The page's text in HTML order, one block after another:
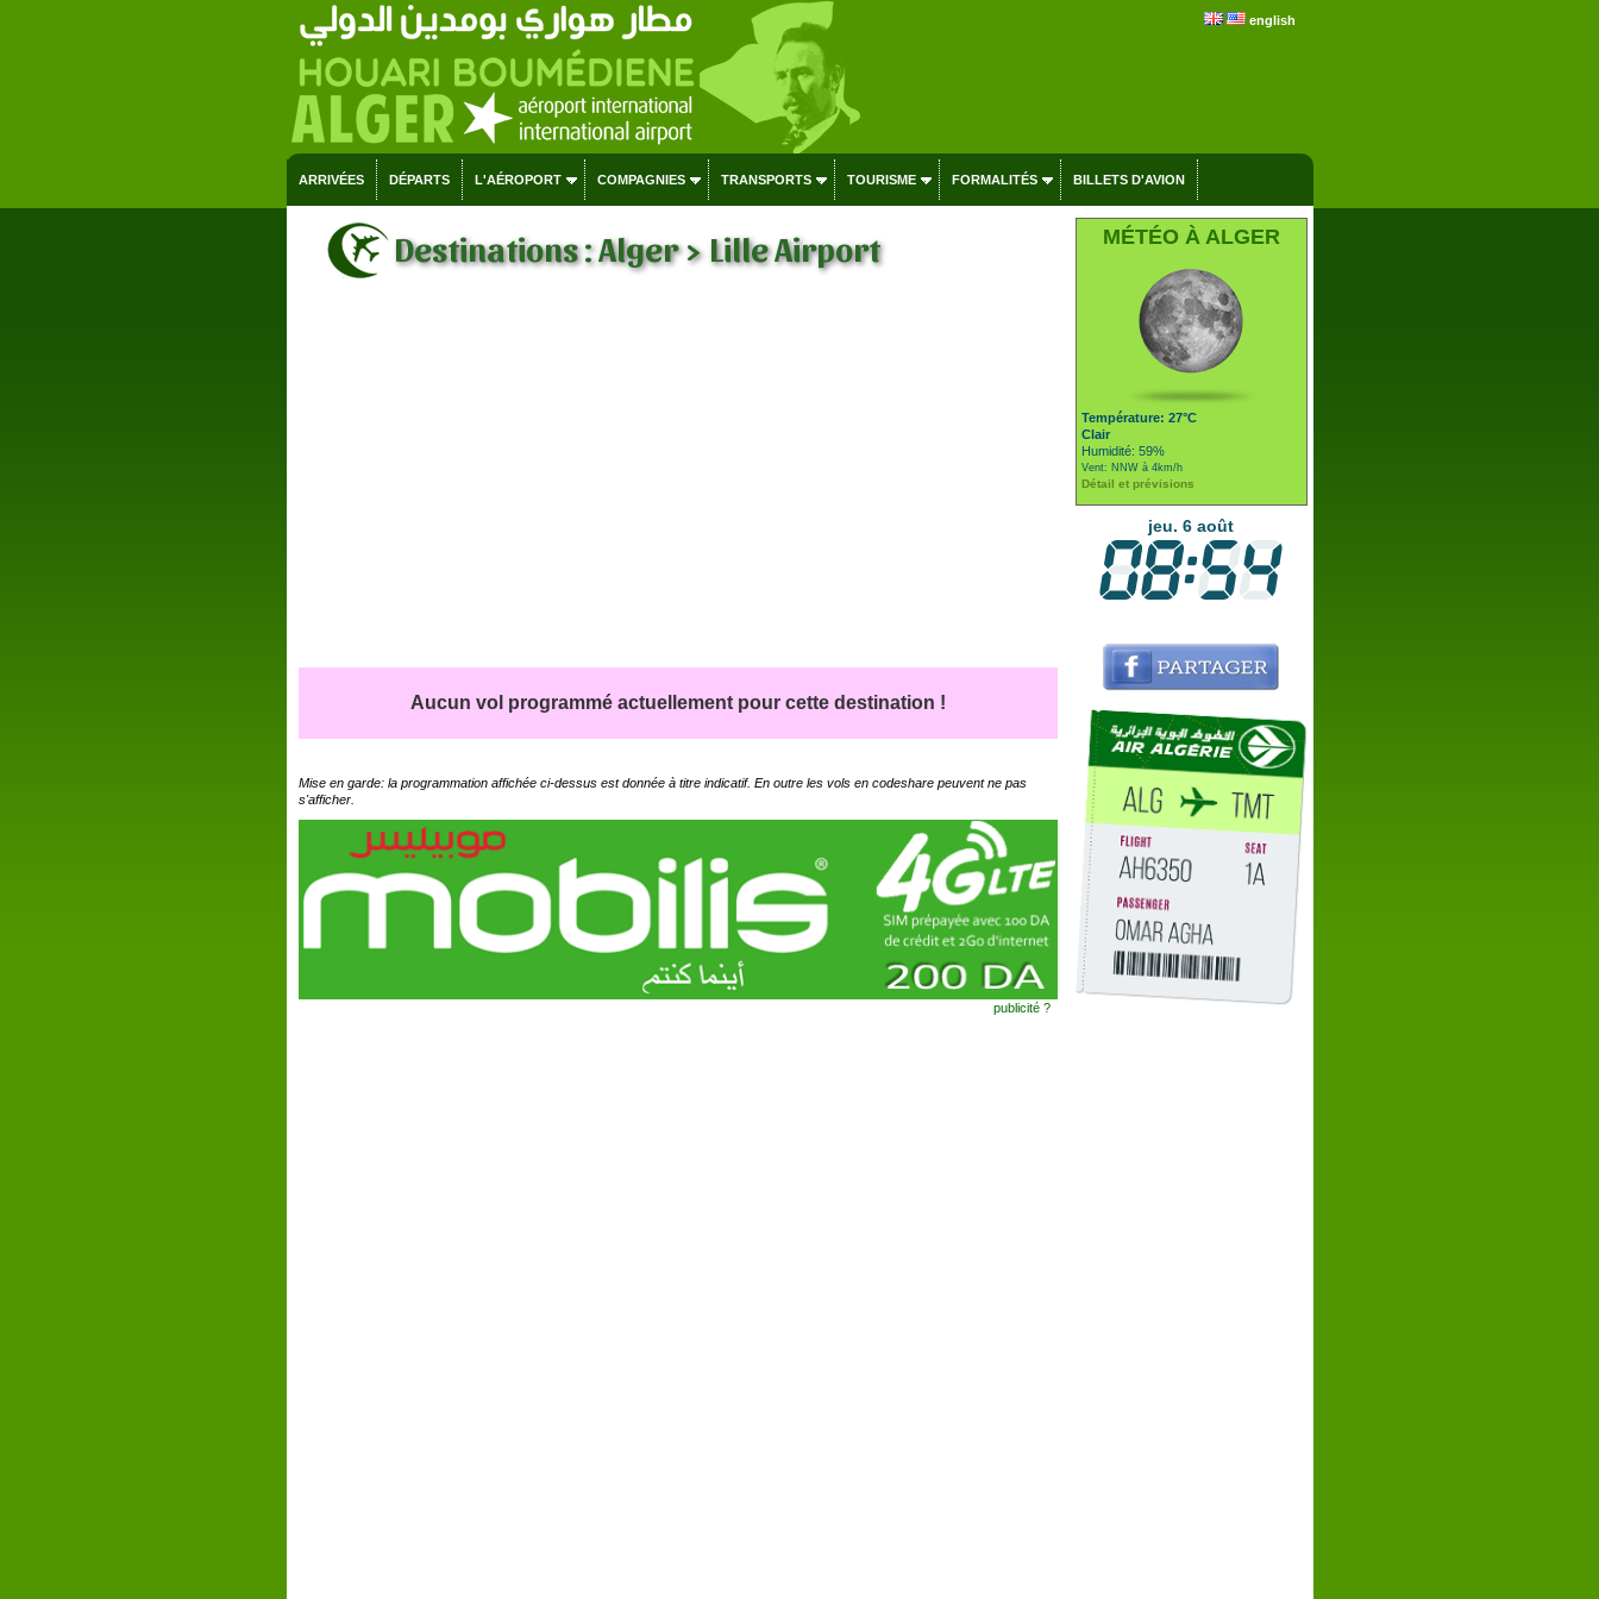
english
ARRIVÉES DÉPARTS L'AÉROPORT COMPAGNIES TRANSPORTS TOURISME FORMALITÉS BILLETS D'AVION
Destinations : Alger > Lille Airport
Aucun vol programmé actuellement pour cette destination !
Mise en garde: la programmation affichée ci-dessus est donnée à titre indicatif. En outre les vols en codeshare peuvent ne pas
s'afficher.
publicité ?
MÉTÉO À ALGER
Température: 27°C
Clair
Humidité: 59%
Vent: NNW à 4km/h
Détail et prévisions
jeu. 6 août